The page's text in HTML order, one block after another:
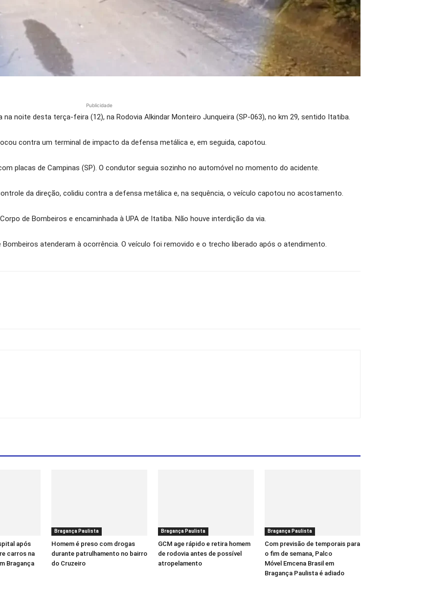
Publicidade
noite desta terça-feira (12), na Rodovia Alkindar Monteiro Junqueira (SP-063), no km 29, sentido Itatiba.
contra um terminal de impacto da defensa metálica e, em seguida, capotou.
placas de Campinas (SP). O condutor seguia sozinho no automóvel no momento do acidente.
da direção, colidiu contra a defensa metálica e, na sequência, o veículo capotou no acostamento.
de Bombeiros e encaminhada à UPA de Itatiba. Não houve interdição da via.
Bombeiros atenderam à ocorrência. O veículo foi removido e o trecho liberado após o atendimento.
após
carros na
Bragança
Bragança Paulista
Homem é preso com drogas
durante patrulhamento no bairro
do Cruzeiro
Bragança Paulista
GCM age rápido e retira homem
de rodovia antes de possível
atropelamento
Bragança Paulista
Com previsão de temporais para
o fim de semana, Palco
Móvel Emcena Brasil em
Bragança Paulista é adiado